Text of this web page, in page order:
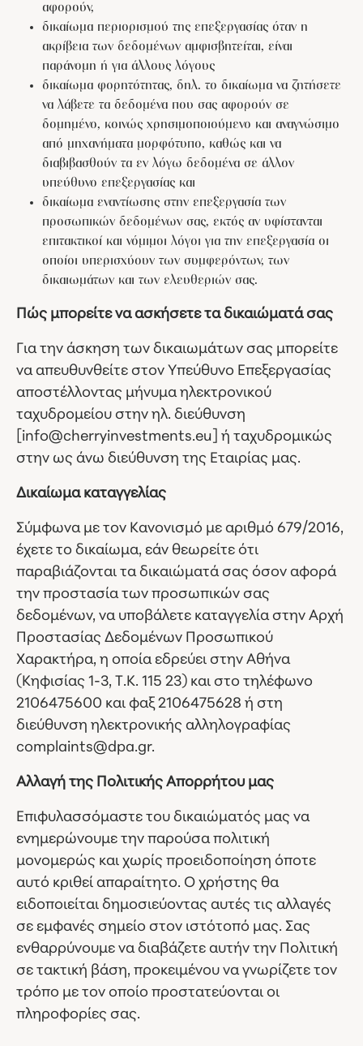
αφορούν,
δικαίωμα περιορισμού της επεξεργασίας όταν η
ακρίβεια των δεδομένων αμφισβητείται, είναι
παράνομη ή για άλλους λόγους
δικαίωμα φορητότητας, δηλ. το δικαίωμα να ζητήσετε
να λάβετε τα δεδομένα που σας αφορούν σε
δομημένο, κοινώς χρησιμοποιούμενο και αναγνώσιμο
από μηχανήματα μορφότυπο, καθώς και να
διαβιβασθούν τα εν λόγω δεδομένα σε άλλον
υπεύθυνο επεξεργασίας και
δικαίωμα εναντίωσης στην επεξεργασία των
προσωπικών δεδομένων σας, εκτός αν υφίστανται
επιτακτικοί και νόμιμοι λόγοι για την επεξεργασία οι
οποίοι υπερισχύουν των συμφερόντων, των
δικαιωμάτων και των ελευθεριών σας.
Πώς μπορείτε να ασκήσετε τα δικαιώματά σας
Για την άσκηση των δικαιωμάτων σας μπορείτε
να απευθυνθείτε στον Υπεύθυνο Επεξεργασίας
αποστέλλοντας μήνυμα ηλεκτρονικού
ταχυδρομείου στην ηλ. διεύθυνση
[info@cherryinvestments.eu] ή ταχυδρομικώς
στην ως άνω διεύθυνση της Εταιρίας μας.
Δικαίωμα καταγγελίας
Σύμφωνα με τον Κανονισμό με αριθμό 679/2016,
έχετε το δικαίωμα, εάν θεωρείτε ότι
παραβιάζονται τα δικαιώματά σας όσον αφορά
την προστασία των προσωπικών σας
δεδομένων, να υποβάλετε καταγγελία στην Αρχή
Προστασίας Δεδομένων Προσωπικού
Χαρακτήρα, η οποία εδρεύει στην Αθήνα
(Κηφισίας 1-3, Τ.Κ. 115 23) και στο τηλέφωνο
2106475600 και φαξ 2106475628 ή στη
διεύθυνση ηλεκτρονικής αλληλογραφίας
complaints@dpa.gr.
Αλλαγή της Πολιτικής Απορρήτου μας
Επιφυλασσόμαστε του δικαιώματός μας να
ενημερώνουμε την παρούσα πολιτική
μονομερώς και χωρίς προειδοποίηση όποτε
αυτό κριθεί απαραίτητο. Ο χρήστης θα
ειδοποιείται δημοσιεύοντας αυτές τις αλλαγές
σε εμφανές σημείο στον ιστότοπό μας. Σας
ενθαρρύνουμε να διαβάζετε αυτήν την Πολιτική
σε τακτική βάση, προκειμένου να γνωρίζετε τον
τρόπο με τον οποίο προστατεύονται οι
πληροφορίες σας.